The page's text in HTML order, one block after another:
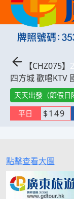
【CHZ075】 2
四方城 歡唱KTV
天天出發（節假日
平日
$149
點擊查看大圖